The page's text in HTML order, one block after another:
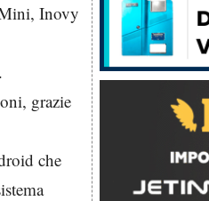
Inovy
grazie
che